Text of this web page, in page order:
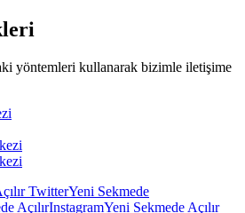
yöntemleri kullanarak bizimle iletişime
TwitterYeni Sekmede
AçılırInstagramYeni Sekmede Açılır